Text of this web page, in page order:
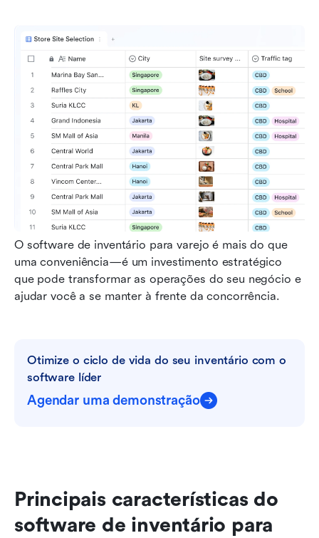
O software de inventário para varejo é mais do que
uma conveniência—é um investimento estratégico
que pode transformar as operações do seu negócio e
ajudar você a se manter à frente da concorrência.
Otimize o ciclo de vida do seu inventário com o
software líder
Agendar uma demonstração
Principais características do
software de inventário para